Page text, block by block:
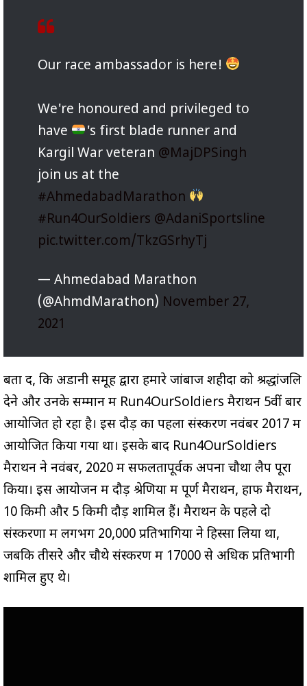
Our race ambassador is here!
We're honoured and privileged to
have
's first blade runner and
Kargil War veteran @MajDPSingh
join us at the
#AhmedabadMarathon
#Run4OurSoldiers @AdaniSportsline
pic.twitter.com/TkzGSrhyTj
— Ahmedabad Marathon
(@AhmdMarathon) November 27,
2021
बता दें, कि अडानी समूह द्वारा हमारे जांबाज शहीदों को श्रद्धांजलि
देने और उनके सम्मान में Run4OurSoldiers मैराथन 5वीं बार
आयोजित हो रहा है। इस दौड़ का पहला संस्करण नवंबर 2017 में
आयोजित किया गया था। इसके बाद Run4OurSoldiers
मैराथन ने नवंबर, 2020 में सफलतापूर्वक अपना चौथा लैप पूरा
किया। इस आयोजन में दौड़ श्रेणियों में पूर्ण मैराथन, हाफ मैराथन,
10 किमी और 5 किमी दौड़ शामिल हैं। मैराथन के पहले दो
संस्करणों में लगभग 20,000 प्रतिभागियों ने हिस्सा लिया था,
जबकि तीसरे और चौथे संस्करण में 17000 से अधिक प्रतिभागी
शामिल हुए थे।